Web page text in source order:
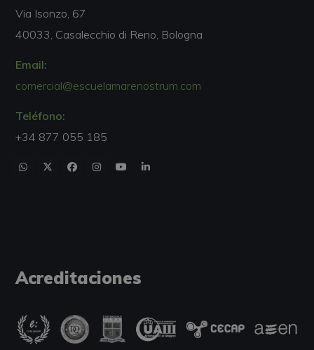
Via Isonzo, 67
40033, Casalecchio di Reno, Bologna
Email:
comercial@escuelamarenostrum.com
Teléfono:
+34 877 055 185
Acreditaciones